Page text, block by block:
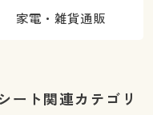
家電・雑貨通販
ート関連カテゴリ